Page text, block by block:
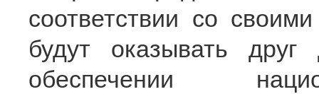
соответствии со
будут оказывать
обеспечении